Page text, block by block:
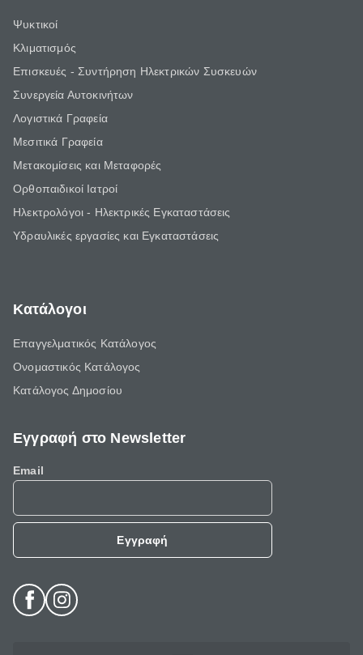
Ψυκτικοί
Κλιματισμός
Επισκευές - Συντήρηση Ηλεκτρικών Συσκευών
Συνεργεία Αυτοκινήτων
Λογιστικά Γραφεία
Μεσιτικά Γραφεία
Μετακομίσεις και Μεταφορές
Ορθοπαιδικοί Ιατροί
Ηλεκτρολόγοι - Ηλεκτρικές Εγκαταστάσεις
Υδραυλικές εργασίες και Εγκαταστάσεις
Κατάλογοι
Επαγγελματικός Κατάλογος
Ονομαστικός Κατάλογος
Κατάλογος Δημοσίου
Εγγραφή στο Newsletter
Email
Εγγραφή